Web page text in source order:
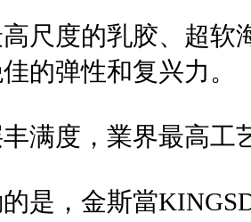
尺度的乳胶、超
的弹性和复兴力。
满度，業界最高工
是，金斯當